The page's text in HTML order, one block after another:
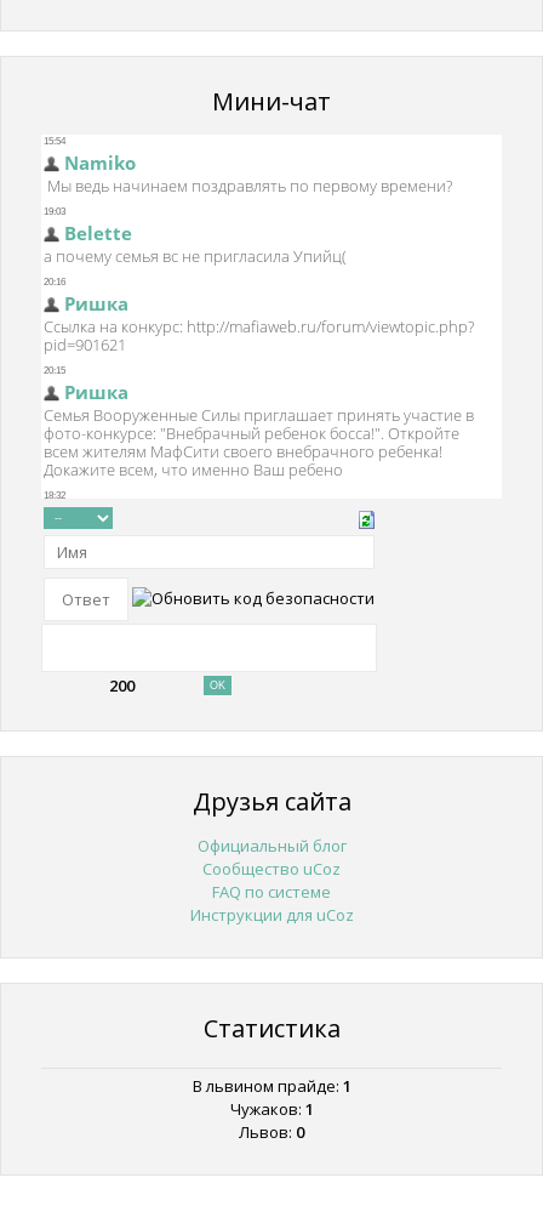
Мини-чат
200
Друзья сайта
Официальный блог
Сообщество uCoz
FAQ по системе
Инструкции для uCoz
Статистика
В львином прайде: 1
Чужаков: 1
Львов: 0